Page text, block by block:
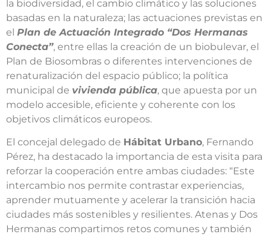
la biodiversidad, el cambio climático y las soluciones
basadas en la naturaleza; las actuaciones previstas en
el Plan de Actuación Integrado “Dos Hermanas
Conecta”, entre ellas la creación de un biobulevar, el
Plan de Biosombras o diferentes intervenciones de
renaturalización del espacio público; la política
municipal de vivienda pública, que apuesta por un
modelo accesible, eficiente y coherente con los
objetivos climáticos europeos.
El concejal delegado de Hábitat Urbano, Fernando
Pérez, ha destacado la importancia de esta visita para
reforzar la cooperación entre ambas ciudades: “Este
intercambio nos permite contrastar experiencias,
aprender mutuamente y acelerar la transición hacia
ciudades más sostenibles y resilientes. Atenas y Dos
Hermanas compartimos retos comunes y también